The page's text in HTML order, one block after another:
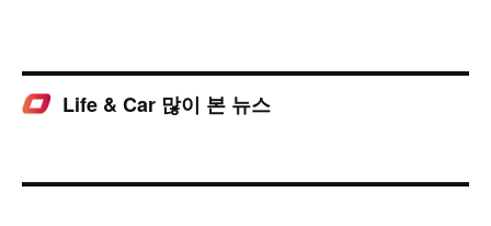
Life & Car 많이 본 뉴스